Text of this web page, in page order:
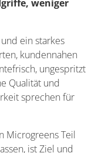
weniger
ein starkes
kundennahen
ungespritzt
Qualität und
sprechen für
Microgreens Teil
ist Ziel und